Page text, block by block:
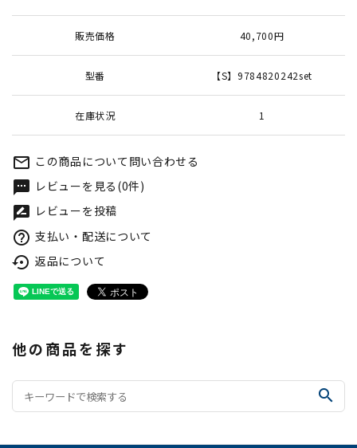
販売価格 40,700円
型番 【S】9784820242set
在庫状況 1
mail_outline この商品について問い合わせる
textsms レビューを見る(0件)
rate_review レビューを投稿
help_outline 支払い・配送について
settings_backup_restore 返品について
他の商品を探す
search